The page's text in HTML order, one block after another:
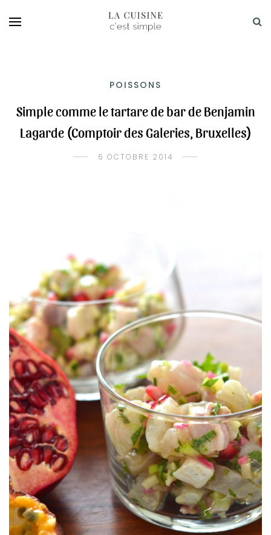
POISSONS
Simple comme le tartare de bar de Benjamin
Lagarde (Comptoir des Galeries, Bruxelles)
6 OCTOBRE 2014